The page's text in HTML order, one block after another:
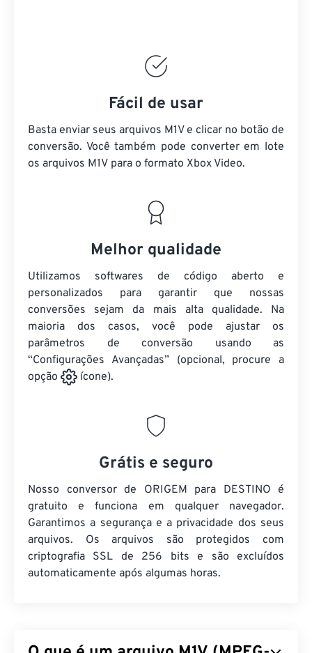
Fácil de usar
Basta enviar seus arquivos M1V e clicar no botão de
conversão. Você também pode converter em lote
os arquivos M1V para o formato Xbox Video.
Melhor qualidade
Utilizamos softwares de código aberto e
personalizados para garantir que nossas
conversões sejam da mais alta qualidade. Na
maioria dos casos, você pode ajustar os
parâmetros de conversão usando as
“Configurações Avançadas” (opcional, procure a
opção
ícone).
Grátis e seguro
Nosso conversor de ORIGEM para DESTINO é
gratuito e funciona em qualquer navegador.
Garantimos a segurança e a privacidade dos seus
arquivos. Os arquivos são protegidos com
criptografia SSL de 256 bits e são excluídos
automaticamente após algumas horas.